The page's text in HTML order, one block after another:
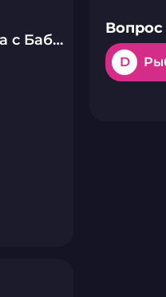
Упоротая наука с Бабаем Лютым
Вопрос
D